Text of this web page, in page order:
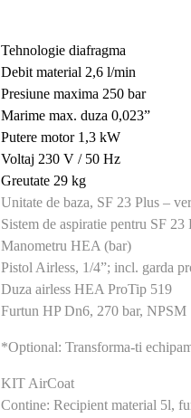
Tehnologie diafragma
Debit material 2,6 l/min
Presiune maxima 250 bar
Marime max. duza 0,023”
Putere motor 1,3 kW
Voltaj 230 V / 50 Hz
Greutate 29 kg
Unitate de baza, SF 23 Plus –
Sistem de aspiratie pentru SF
Manometru HEA (bar)
Pistol Airless, 1/4”; incl. garda
Duza airless HEA ProTip 519
Furtun HP Dn6, 270 bar, NPSM
*Optional: Transforma-ti
KIT AirCoat
Contine: Recipient material 5l,